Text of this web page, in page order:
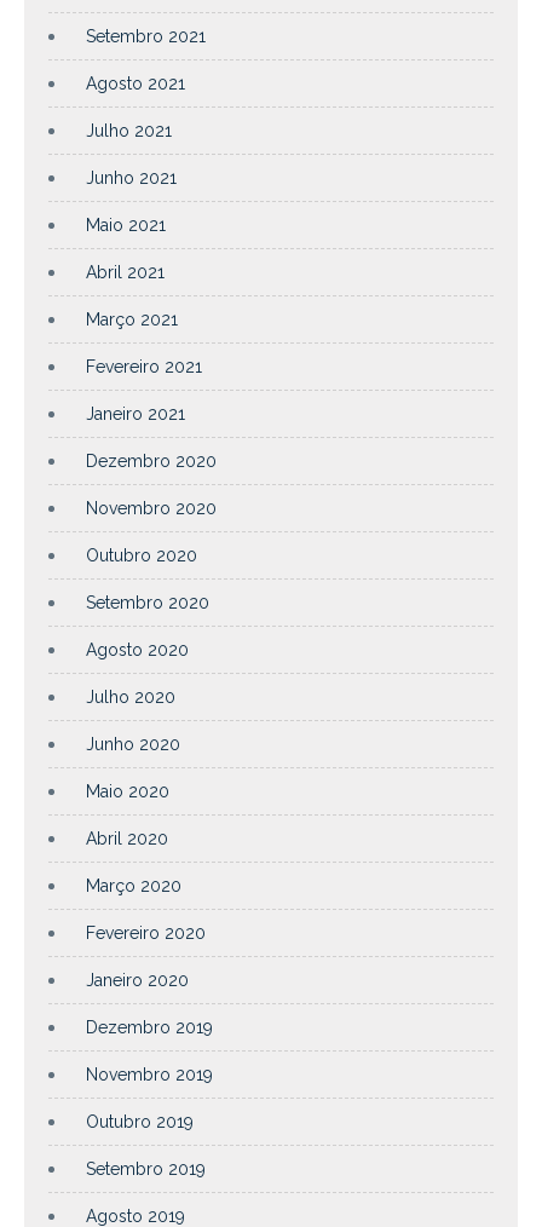
Setembro 2021
Agosto 2021
Julho 2021
Junho 2021
Maio 2021
Abril 2021
Março 2021
Fevereiro 2021
Janeiro 2021
Dezembro 2020
Novembro 2020
Outubro 2020
Setembro 2020
Agosto 2020
Julho 2020
Junho 2020
Maio 2020
Abril 2020
Março 2020
Fevereiro 2020
Janeiro 2020
Dezembro 2019
Novembro 2019
Outubro 2019
Setembro 2019
Agosto 2019